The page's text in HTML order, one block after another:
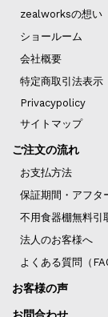
zealworksの想い
ショールーム
会社概要
特定商取引法表示
Privacypolicy
サイトマップ
ご注文の流れ
お支払方法
保証期間・アフタ
不用食器棚無料引
法人のお客様へ
よくある質問（
お客様の声
お問合わせ